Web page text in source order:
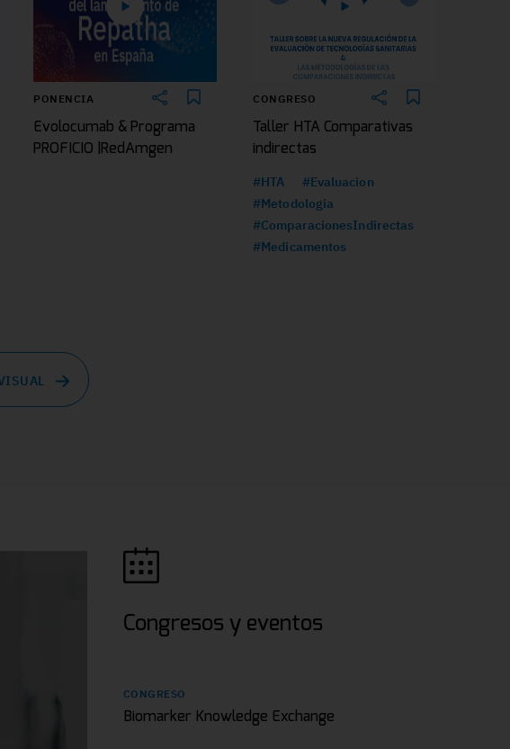
PONENCIA
Evolocumab & Programa
PROFICIO |RedAmgen
CONGRESO
Taller HTA Comparativas
indirectas
#HTA
#Evaluacion
#Metodologia
#ComparacionesIndirectas
#Medicamentos
Congresos y eventos
CONGRESO
Biomarker Knowledge Exchange